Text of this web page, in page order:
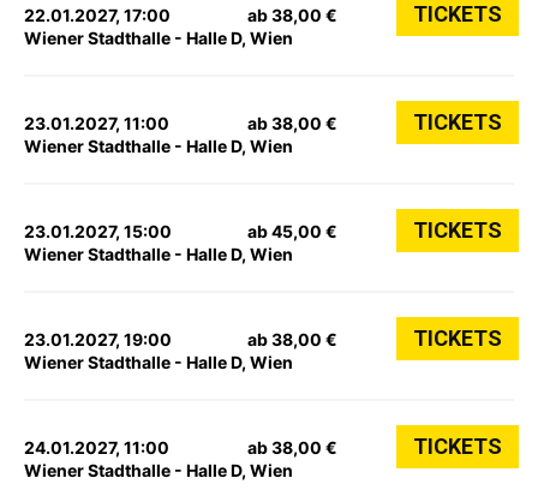
22.01.2027, 17:00
Wiener Stadthalle - Halle D, Wien
ab 38,00 € TICKETS
23.01.2027, 11:00
Wiener Stadthalle - Halle D, Wien
ab 38,00 € TICKETS
23.01.2027, 15:00
Wiener Stadthalle - Halle D, Wien
ab 45,00 € TICKETS
23.01.2027, 19:00
Wiener Stadthalle - Halle D, Wien
ab 38,00 € TICKETS
24.01.2027, 11:00
Wiener Stadthalle - Halle D, Wien
ab 38,00 € TICKETS